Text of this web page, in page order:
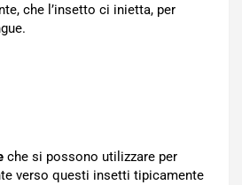
che l’insetto ci inietta, per
che si possono utilizzare per
verso questi insetti tipicamente